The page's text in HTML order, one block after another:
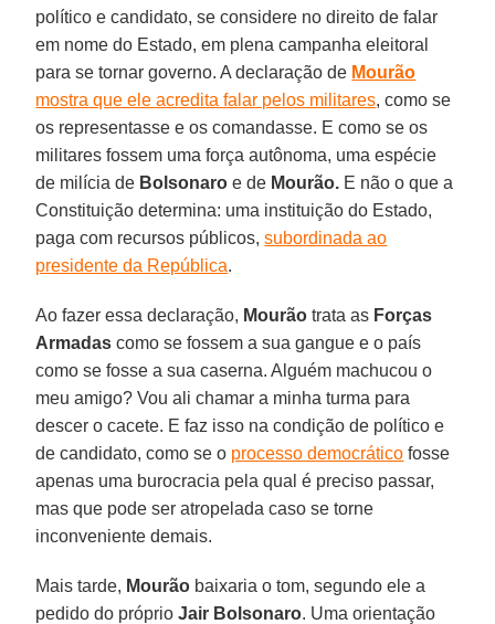
político e candidato, se considere no direito de falar
em nome do Estado, em plena campanha eleitoral
para se tornar governo. A declaração de Mourão
mostra que ele acredita falar pelos militares, como se
os representasse e os comandasse. E como se os
militares fossem uma força autônoma, uma espécie
de milícia de Bolsonaro e de Mourão. E não o que a
Constituição determina: uma instituição do Estado,
paga com recursos públicos,subordinada ao
presidente da República.
Ao fazer essa declaração, Mourão trata as Forças
Armadas como se fossem a sua gangue e o país
como se fosse a sua caserna. Alguém machucou o
meu amigo? Vou ali chamar a minha turma para
descer o cacete. E faz isso na condição de político e
de candidato, como se o processo democrático fosse
apenas uma burocracia pela qual é preciso passar,
mas que pode ser atropelada caso se torne
inconveniente demais.
Mais tarde, Mourão baixaria o tom, segundo ele a
pedido do próprioJair Bolsonaro. Uma orientação